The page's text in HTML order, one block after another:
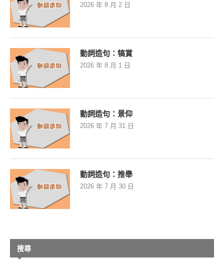
2026 年 8 月 2 日
動詞造句：犒賞
2026 年 8 月 1 日
動詞造句：景仰
2026 年 7 月 31 日
動詞造句：推舉
2026 年 7 月 30 日
搜尋